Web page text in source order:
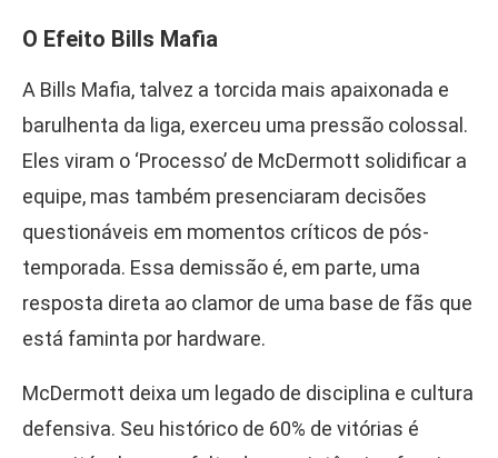
O Efeito Bills Mafia
A Bills Mafia, talvez a torcida mais apaixonada e
barulhenta da liga, exerceu uma pressão colossal.
Eles viram o ‘Processo’ de McDermott solidificar a
equipe, mas também presenciaram decisões
questionáveis em momentos críticos de pós-
temporada. Essa demissão é, em parte, uma
resposta direta ao clamor de uma base de fãs que
está faminta por hardware.
McDermott deixa um legado de disciplina e cultura
defensiva. Seu histórico de 60% de vitórias é